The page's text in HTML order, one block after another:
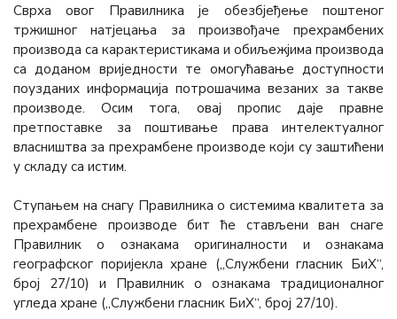
Сврха овог Правилника је обезбјеђење поштеног
тржишног натјецања за произвођаче прехрамбених
производа са карактеристикама и обиљежјима производа
са доданом вриједности те омогућавање доступности
поузданих информација потрошачима везаних за такве
производе. Осим тога, овај пропис даје правне
претпоставке за поштивање права интелектуалног
власништва за прехрамбене производе који су заштићени
у складу са истим.
Ступањем на снагу Правилника о системима квалитета за
прехрамбене производе бит ће стављени ван снаге
Правилник о ознакама оригиналности и ознакама
географског поријекла хране („Службени гласник БиХ“,
број 27/10) и Правилник о ознакама традиционалног
угледа хране („Службени гласник БиХ“, број 27/10).